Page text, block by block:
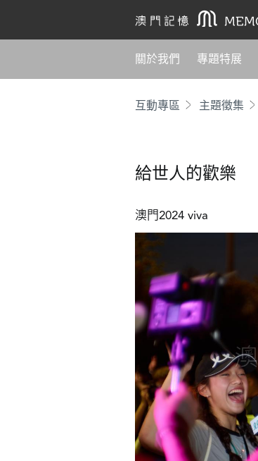
關於我們 專題特展
互動專區 主題徵集
給世人的歡樂
澳門2024 viva